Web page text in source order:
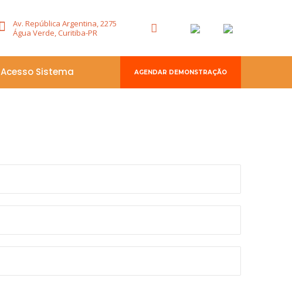
Av. República Argentina, 2275
Água Verde, Curitiba-PR
Acesso Sistema AGENDAR DEMONSTRAÇÃO